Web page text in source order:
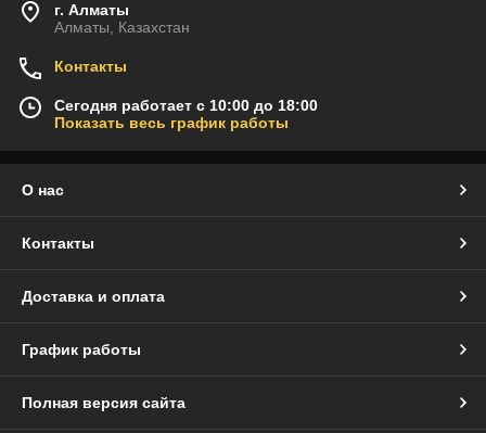
г. Алматы
Алматы, Казахстан
Контакты
Сегодня работает с 10:00 до 18:00
Показать весь график работы
О нас
Контакты
Доставка и оплата
График работы
Полная версия сайта